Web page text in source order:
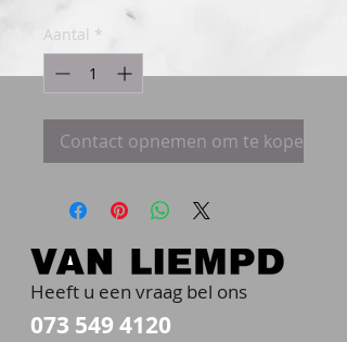
Aantal *
Contact opnemen om te kopen
Heeft u een vraag bel ons
073 549 4120